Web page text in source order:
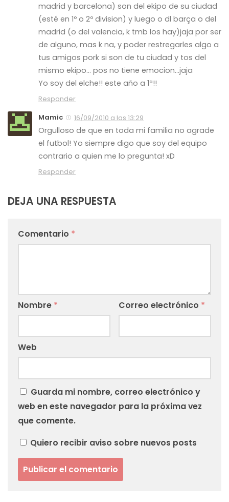
madrid y barcelona) son del ekipo de su ciudad
(esté en 1º o 2º division) y luego o dl barça o del
madrid (o del valencia, k tmb los hay)jaja por ser
de alguno, mas k na, y poder restregarles algo a
tus amigos pork si son de tu ciudad y tos del
mismo ekipo… pos no tiene emocion…jaja
Yo soy del elche!! este año a 1ª!!
Responder
Mamic
16/09/2010 a las 13:29
Orgulloso de que en toda mi familia no agrade
el futbol! Yo siempre digo que soy del equipo
contrario a quien me lo pregunta! xD
Responder
DEJA UNA RESPUESTA
Comentario *
Nombre * Correo electrónico *
Web
Guarda mi nombre, correo electrónico y
web en este navegador para la próxima vez
que comente.
Quiero recibir aviso sobre nuevos posts